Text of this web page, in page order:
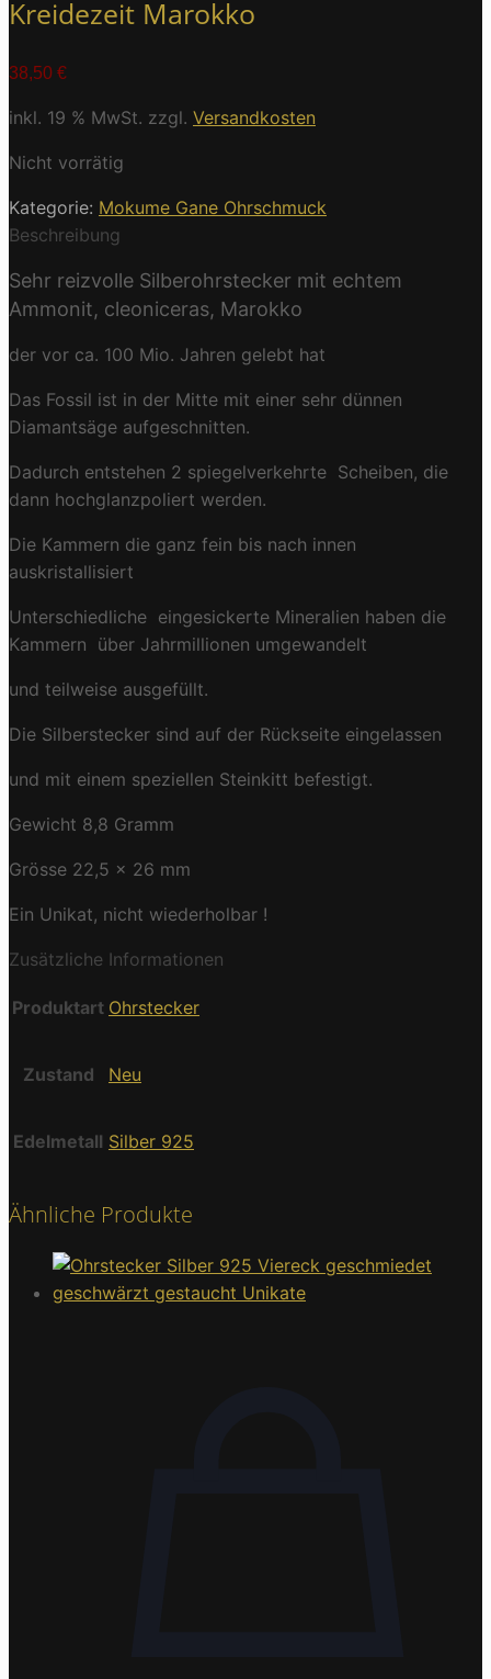
Kreidezeit Marokko
38,50 €
inkl. 19 % MwSt. zzgl. Versandkosten
Nicht vorrätig
Kategorie: Mokume Gane Ohrschmuck
Beschreibung
Sehr reizvolle Silberohrstecker mit echtem
Ammonit, cleoniceras, Marokko
der vor ca. 100 Mio. Jahren gelebt hat
Das Fossil ist in der Mitte mit einer sehr dünnen
Diamantsäge aufgeschnitten.
Dadurch entstehen 2 spiegelverkehrte Scheiben, die
dann hochglanzpoliert werden.
Die Kammern die ganz fein bis nach innen
auskristallisiert
Unterschiedliche eingesickerte Mineralien haben die
Kammern über Jahrmillionen umgewandelt
und teilweise ausgefüllt.
Die Silberstecker sind auf der Rückseite eingelassen
und mit einem speziellen Steinkitt befestigt.
Gewicht 8,8 Gramm
Grösse 22,5 x 26 mm
Ein Unikat, nicht wiederholbar !
Zusätzliche Informationen
Produktart Ohrstecker
Zustand Neu
Edelmetall Silber 925
Ähnliche Produkte